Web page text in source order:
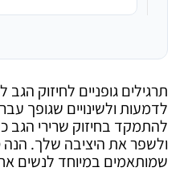
תרגילים גופניים לחיזוק
לדמעות ולשינויים שגופך
להתמקד בחיזוק שרירי הגב
ולשפר את היציבה שלך. הנה
שמותאמים במיוחד לנשים